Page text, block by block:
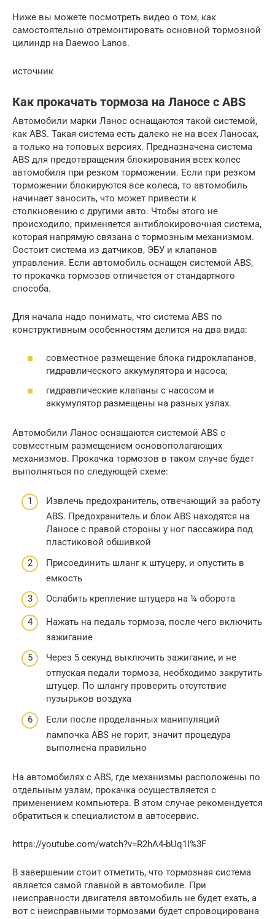
Ниже вы можете посмотреть видео о том, как
самостоятельно отремонтировать основной тормозной
цилиндр на Daewoo Lanos.
источник
Как прокачать тормоза на Ланосе с ABS
Автомобили марки Ланос оснащаются такой системой,
как ABS. Такая система есть далеко не на всех Ланосах,
а только на топовых версиях. Предназначена система
ABS для предотвращения блокирования всех колес
автомобиля при резком торможении. Если при резком
торможении блокируются все колеса, то автомобиль
начинает заносить, что может привести к
столкновению с другими авто. Чтобы этого не
происходило, применяется антиблокировочная система,
которая напрямую связана с тормозным механизмом.
Состоит система из датчиков, ЭБУ и клапанов
управления. Если автомобиль оснащен системой ABS,
то прокачка тормозов отличается от стандартного
способа.
Для начала надо понимать, что система ABS по
конструктивным особенностям делится на два вида:
совместное размещение блока гидроклапанов,
гидравлического аккумулятора и насоса;
гидравлические клапаны с насосом и
аккумулятор размещены на разных узлах.
Автомобили Ланос оснащаются системой ABS с
совместным размещением основополагающих
механизмов. Прокачка тормозов в таком случае будет
выполняться по следующей схеме:
Извлечь предохранитель, отвечающий за работу
ABS. Предохранитель и блок ABS находятся на
Ланосе с правой стороны у ног пассажира под
пластиковой обшивкой
Присоединить шланг к штуцеру, и опустить в
емкость
Ослабить крепление штуцера на ¼ оборота
Нажать на педаль тормоза, после чего включить
зажигание
Через 5 секунд выключить зажигание, и не
отпуская педали тормоза, необходимо закрутить
штуцер. По шлангу проверить отсутствие
пузырьков воздуха
Если после проделанных манипуляций
лампочка ABS не горит, значит процедура
выполнена правильно
На автомобилях с ABS, где механизмы расположены по
отдельным узлам, прокачка осуществляется с
применением компьютера. В этом случае рекомендуется
обратиться к специалистом в автосервис.
https://youtube.com/watch?v=R2hA4-bUq1I%3F
В завершении стоит отметить, что тормозная система
является самой главной в автомобиле. При
неисправности двигателя автомобиль не будет ехать, а
вот с неисправными тормозами будет спровоцирована